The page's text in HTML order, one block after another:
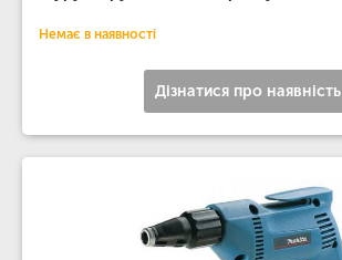
Немає в наявності
Дізнатися про наявність